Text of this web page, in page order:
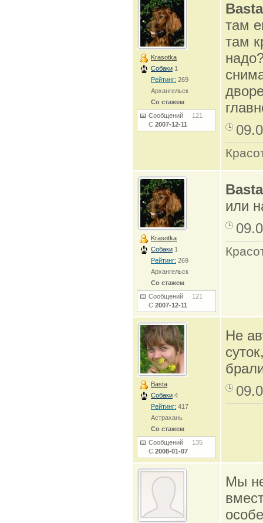
Krasotka
Собаки 1
Рейтинг: 269
Архангельск
Со стажем
Сообщений 121
С 2007-12-11
Basta
там
там
Krasotka
Собаки 1
Рейтинг: 269
Архангельск
Со стажем
Сообщений 121
С 2007-12-11
Basta
или
Basta
Собаки 4
Рейтинг: 417
Астрахань
Со стажем
Сообщений 135
С 2008-01-07
Не
Мы